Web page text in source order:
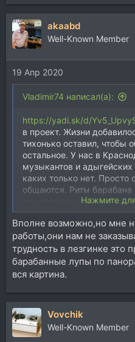
akaabd
Well-Known Member
19 Апр 2020
Vladimir74 написал(а):
https://yadi.sk/d/
в проект. Жизни
тихонько оставил, чтобы
остальное. У нас в
музыкантов и
каких только нет. Просто
общаются. Ритм барабана
адыгейскую,
бы. Вот в армянской там
барабанах преобладает 6/
Нажмите
Вполне возможно,но мне
работы,они нам не
трудность в лезгинке это
барабанные лупы по
вся картина.
Vovchik
Well-Known Member